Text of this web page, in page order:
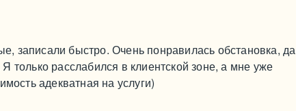
записали быстро. Очень понравилась обстановка, да
только расслабился в клиентской зоне, а мне уже
адекватная на услуги)